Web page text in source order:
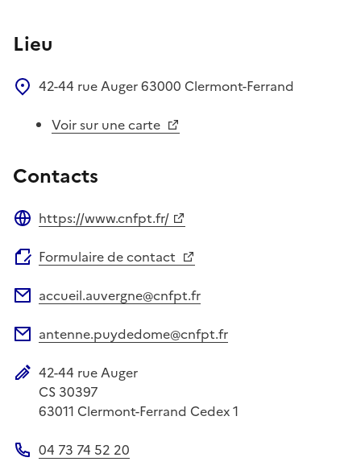
Lieu
42-44 rue Auger63000 Clermont-Ferrand
Voir sur une carte
Contacts
https://www.cnfpt.fr/
Formulaire de contact
accueil.auvergne@cnfpt.fr
antenne.puydedome@cnfpt.fr
Adresse postale
42-44 rue Auger
CS 30397
63011 Clermont-Ferrand Cedex 1
04 73 74 52 20